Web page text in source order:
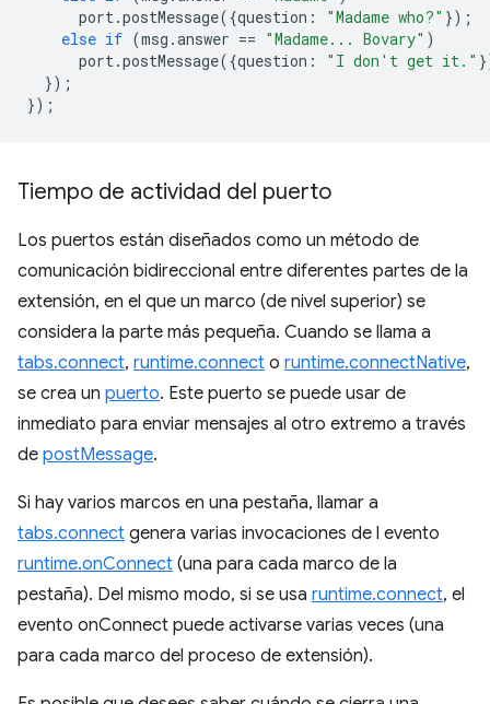
port.postMessage({question : "Madame who?" });
else if (msg .answer == "Madame... Bovary" )
port.postMessage({question : "I don't get it."
});
});
Tiempo de actividad del puerto
Los puertos están diseñados como un método de
comunicación bidireccional entre diferentes partes de la
extensión, en el que un marco (de nivel superior) se
considera la parte más pequeña. Cuando se llama a
tabs.connect, runtime.connect o runtime.connectNative,
se crea un puerto. Este puerto se puede usar de
inmediato para enviar mensajes al otro extremo a través
de postMessage.
Si hay varios marcos en una pestaña, llamar a
tabs.connect genera varias invocaciones de l evento
runtime.onConnect (una para cada marco de la
pestaña). Del mismo modo, si se usa runtime.connect, el
evento onConnect puede activarse varias veces (una
para cada marco del proceso de extensión).